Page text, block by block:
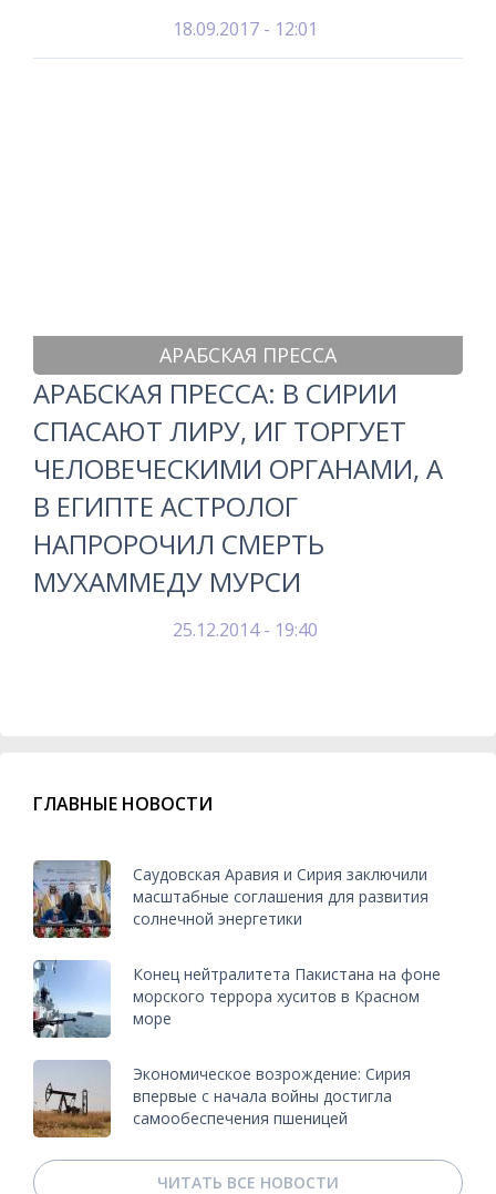
18.09.2017 - 12:01
АРАБСКАЯ ПРЕССА
АРАБСКАЯ ПРЕССА: В СИРИИ
СПАСАЮТ ЛИРУ, ИГ ТОРГУЕТ
ЧЕЛОВЕЧЕСКИМИ ОРГАНАМИ, А
В ЕГИПТЕ АСТРОЛОГ
НАПРОРОЧИЛ СМЕРТЬ
МУХАММЕДУ МУРСИ
25.12.2014 - 19:40
ГЛАВНЫЕ НОВОСТИ
Саудовская Аравия и Сирия заключили
масштабные соглашения для развития
солнечной энергетики
Конец нейтралитета Пакистана на фоне
морского террора хуситов в Красном
море
Экономическое возрождение: Сирия
впервые с начала войны достигла
самообеспечения пшеницей
ЧИТАТЬ ВСЕ НОВОСТИ